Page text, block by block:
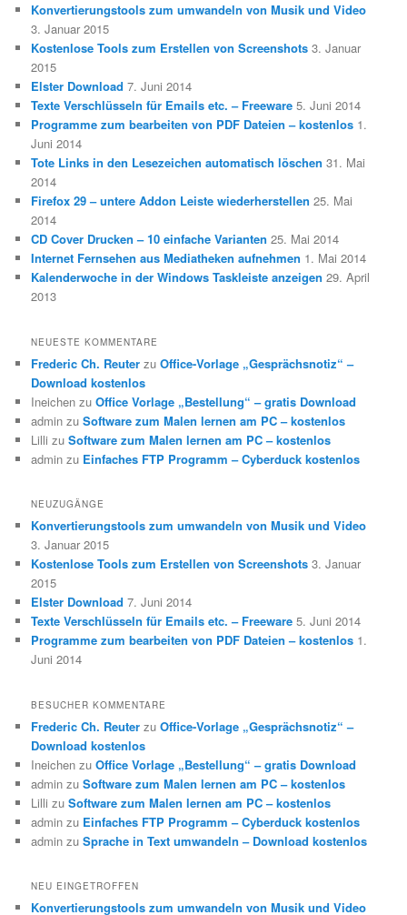
Konvertierungstools zum umwandeln von Musik und Video
3. Januar 2015
Kostenlose Tools zum Erstellen von Screenshots 3. Januar
2015
Elster Download 7. Juni 2014
Texte Verschlüsseln für Emails etc. – Freeware 5. Juni 2014
Programme zum bearbeiten von PDF Dateien – kostenlos 1.
Juni 2014
Tote Links in den Lesezeichen automatisch löschen 31. Mai
2014
Firefox 29 – untere Addon Leiste wiederherstellen 25. Mai
2014
CD Cover Drucken – 10 einfache Varianten 25. Mai 2014
Internet Fernsehen aus Mediatheken aufnehmen 1. Mai 2014
Kalenderwoche in der Windows Taskleiste anzeigen 29. April
2013
NEUESTE KOMMENTARE
Frederic Ch. Reuter zuOffice-Vorlage „Gesprächsnotiz“ –
Download kostenlos
Ineichen zuOffice Vorlage „Bestellung“ – gratis Download
admin zuSoftware zum Malen lernen am PC – kostenlos
Lilli zuSoftware zum Malen lernen am PC – kostenlos
admin zu Einfaches FTP Programm – Cyberduck kostenlos
NEUZUGÄNGE
Konvertierungstools zum umwandeln von Musik und Video
3. Januar 2015
Kostenlose Tools zum Erstellen von Screenshots 3. Januar
2015
Elster Download 7. Juni 2014
Texte Verschlüsseln für Emails etc. – Freeware 5. Juni 2014
Programme zum bearbeiten von PDF Dateien – kostenlos 1.
Juni 2014
BESUCHER KOMMENTARE
Frederic Ch. Reuter zuOffice-Vorlage „Gesprächsnotiz“ –
Download kostenlos
Ineichen zuOffice Vorlage „Bestellung“ – gratis Download
admin zuSoftware zum Malen lernen am PC – kostenlos
Lilli zuSoftware zum Malen lernen am PC – kostenlos
admin zu Einfaches FTP Programm – Cyberduck kostenlos
admin zuSprache in Text umwandeln – Download kostenlos
NEU EINGETROFFEN
Konvertierungstools zum umwandeln von Musik und Video